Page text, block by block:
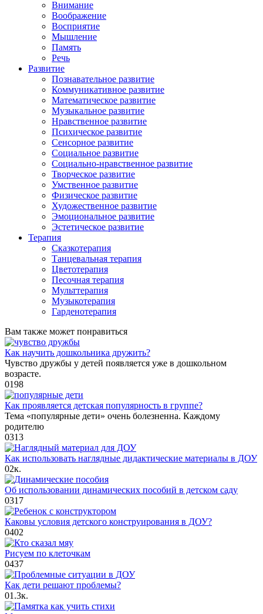
Внимание
Воображение
Восприятие
Мышление
Память
Речь
Развитие
Познавательное развитие
Коммуникативное развитие
Математическое развитие
Музыкальное развитие
Нравственное развитие
Психическое развитие
Сенсорное развитие
Социальное развитие
Социально-нравственное развитие
Творческое развитие
Умственное развитие
Физическое развитие
Художественное развитие
Эмоциональное развитие
Эстетическое развитие
Терапия
Сказкотерапия
Танцевальная терапия
Цветотерапия
Песочная терапия
Мульттерапия
Музыкотерапия
Гарденотерапия
Вам также может понравиться
Как научить дошкольника дружить?
Чувство дружбы у детей появляется уже в дошкольном
возрасте.
0198
Как проявляется детская популярность в группе?
Тема «популярные дети» очень болезненна. Каждому
родителю
0313
Как использовать наглядные дидактические материалы в ДОУ
02к.
Об использовании динамических пособий в детском саду
0317
Каковы условия детского конструирования в ДОУ?
0402
Рисуем по клеточкам
0437
Как дети решают проблемы?
01.3к.